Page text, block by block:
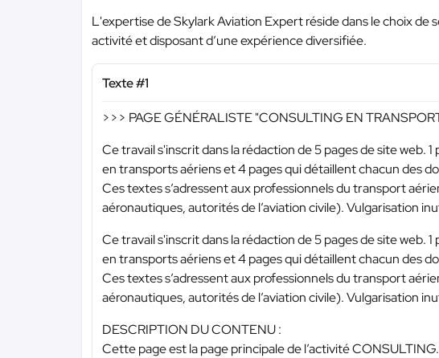
L'expertise de Skylark Aviation Expert réside dans le choix de
activité et disposant d’une expérience diversifiée.
Texte #1
>>> PAGE GÉNÉRALISTE "CONSULTING EN
Ce travail s'inscrit dans la rédaction de 5 pages de site web.
en transports aériens et 4 pages qui détaillent chacun des
Ces textes s’adressent aux professionnels du transport
aéronautiques, autorités de l’aviation civile). Vulgarisation
Ce travail s'inscrit dans la rédaction de 5 pages de site web.
en transports aériens et 4 pages qui détaillent chacun des
Ces textes s’adressent aux professionnels du transport
aéronautiques, autorités de l’aviation civile). Vulgarisation
DESCRIPTION DU CONTENU :
Cette page est la page principale de l’activité